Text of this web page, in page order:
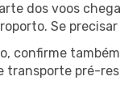
dos voos
Se
confirme
transporte pré-